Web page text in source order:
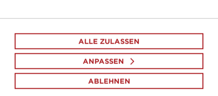
ÜBUNG
Wadendehnung gegen
Knieschmerzen
Mithilfe der folgenden Übung in vier Schritten
dehnst Du effektiv Deine Wadenmuskeln, um
Knieschmerzen gezielt zu bekämpfen.
ALLE ZULASSEN
ANPASSEN
ABLEHNEN